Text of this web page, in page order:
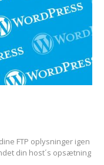
FTP oplysninger igen
din host´s opsætning